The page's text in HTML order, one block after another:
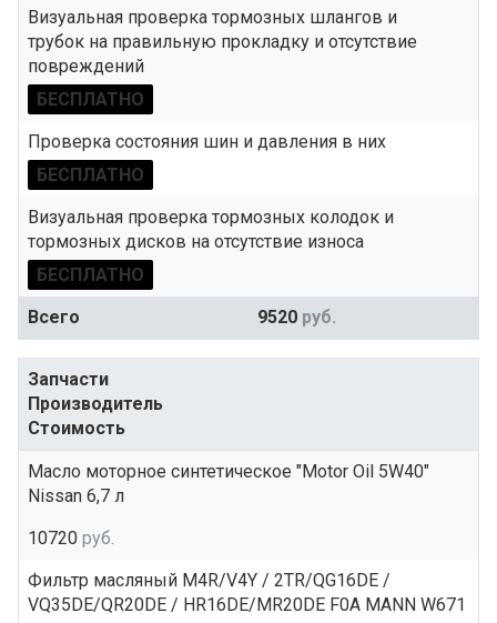
Визуальная проверка тормозных шлангов и
трубок на правильную прокладку и отсутствие
повреждений
БЕСПЛАТНО
Проверка состояния шин и давления в них
БЕСПЛАТНО
Визуальная проверка тормозных колодок и
тормозных дисков на отсутствие износа
БЕСПЛАТНО
Всего
9520 руб.
Запчасти
Производитель
Стоимость
Масло моторное синтетическое "Motor Oil 5W40"
Nissan 6,7 л
10720 руб.
Фильтр масляный M4R/V4Y / 2TR/QG16DE /
VQ35DE/QR20DE / HR16DE/MR20DE F0A MANN W671